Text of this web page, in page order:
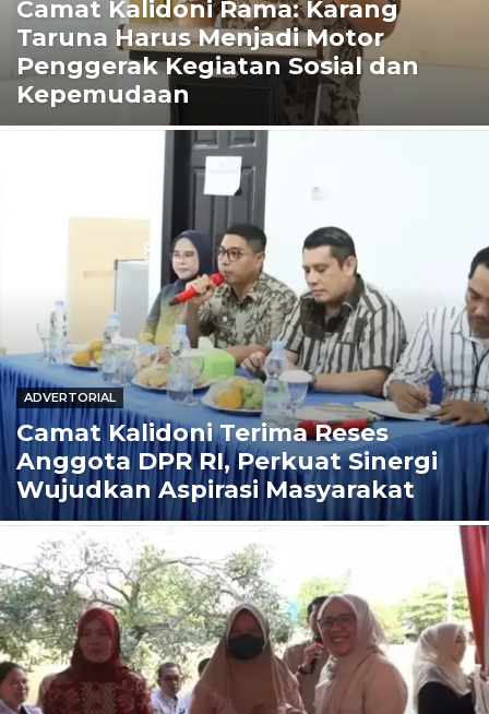
Camat Kalidoni Rama: Karang
Taruna Harus Menjadi Motor
Penggerak Kegiatan Sosial dan
Kepemudaan
ADVERTORIAL
Camat Kalidoni Terima Reses
Anggota DPR RI, Perkuat Sinergi
Wujudkan Aspirasi Masyarakat